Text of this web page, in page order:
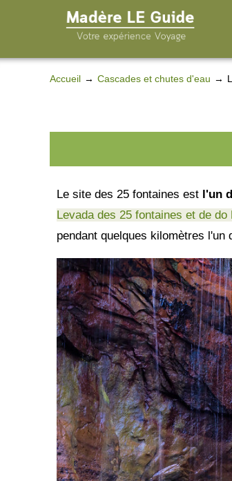
Accueil Cascades et chutes d'eau
Le site des 25 fontaines est l'un
Levada des 25 fontaines et de do
pendant quelques kilomètres